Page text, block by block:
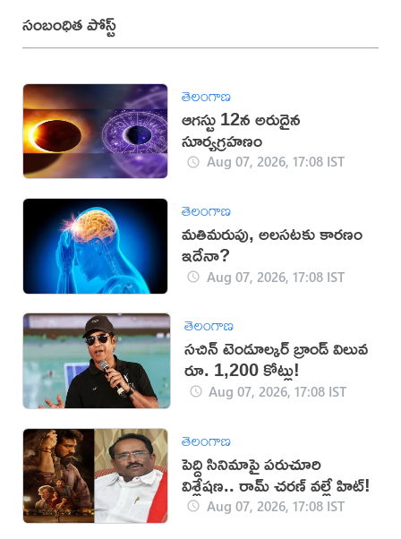
సంబంధిత పోస్ట్
తెలంగాణ
ఆగస్టు 12న అరుదైన
సూర్యగ్రహణం
Aug 07, 2026, 17:08 IST
తెలంగాణ
మతిమరుపు, అలసటకు కారణం
ఇదేనా?
Aug 07, 2026, 17:08 IST
తెలంగాణ
సచిన్ టెండూల్కర్ బ్రాండ్ విలువ
రూ. 1,200 కోట్లు!
Aug 07, 2026, 17:08 IST
తెలంగాణ
పెద్ది సినిమాపై పరుచూరి
విశ్లేషణ.. రామ్ చరణ్ వల్లే హిట్!
Aug 07, 2026, 17:08 IST